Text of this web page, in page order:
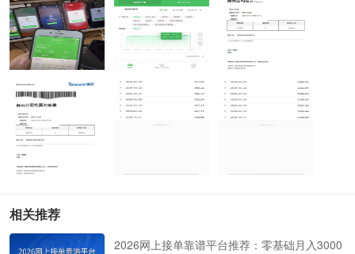
相关推荐
2026网上接单靠谱平台推荐：零基础月入3000